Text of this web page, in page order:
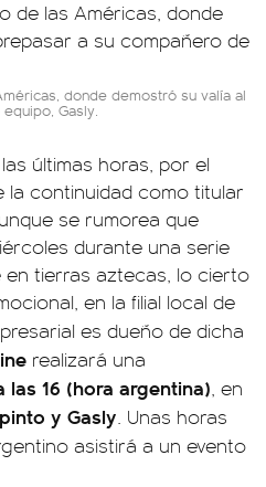
donde demostró su valía al
Gasly.
últimas horas, por el
continuidad como titular
se rumorea que
durante una serie
en tierras aztecas, lo cierto
en la filial local de
es dueño de dicha
realizará una
16 (hora argentina), en
y Gasly. Unas horas
asistirá a un evento